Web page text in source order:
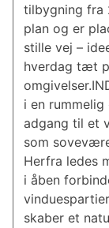
tilbygning fra
plan og er
stille vej –
hverdag tæt
i en
adgang til et
som
Herfra ledes
i åben
skaber et